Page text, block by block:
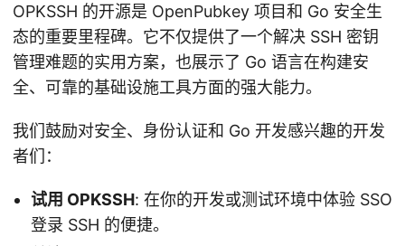
OPKSSH 的开源是 OpenPubkey 项目和 Go 安全生
态的重要里程碑。它不仅提供了一个解决 SSH 密钥
管理难题的实用方案，也展示了 Go 语言在构建安
全、可靠的基础设施工具方面的强大能力。
我们鼓励对安全、身份认证和 Go 开发感兴趣的开发
者们：
试用 OPKSSH: 在你的开发或测试环境中体验 SSO
登录 SSH 的便捷。